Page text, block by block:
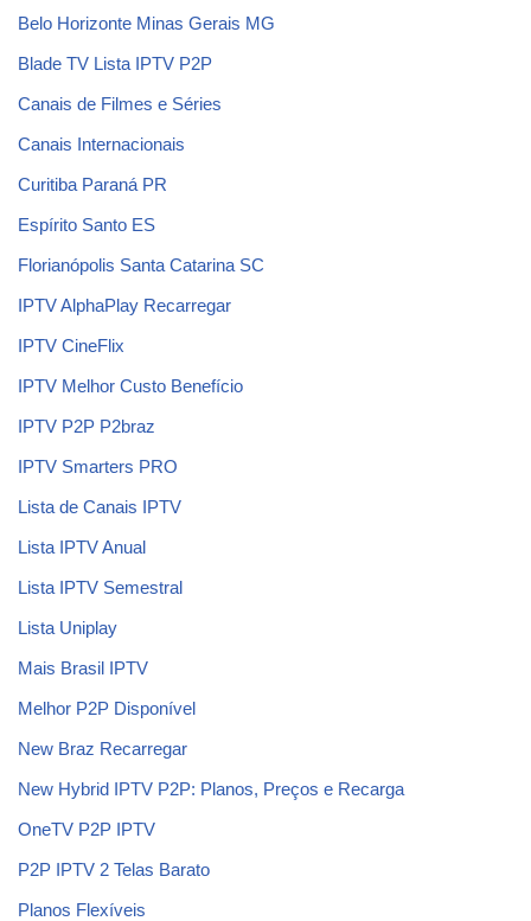
Belo Horizonte Minas Gerais MG
Blade TV Lista IPTV P2P
Canais de Filmes e Séries
Canais Internacionais
Curitiba Paraná PR
Espírito Santo ES
Florianópolis Santa Catarina SC
IPTV AlphaPlay Recarregar
IPTV CineFlix
IPTV Melhor Custo Benefício
IPTV P2P P2braz
IPTV Smarters PRO
Lista de Canais IPTV
Lista IPTV Anual
Lista IPTV Semestral
Lista Uniplay
Mais Brasil IPTV
Melhor P2P Disponível
New Braz Recarregar
New Hybrid IPTV P2P: Planos, Preços e Recarga
OneTV P2P IPTV
P2P IPTV 2 Telas Barato
Planos Flexíveis